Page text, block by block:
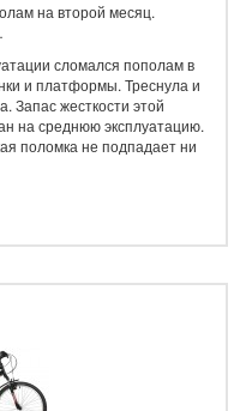
на второй месяц.
сломался пополам в
и платформы. Треснула и
Запас жесткости этой
на среднюю эксплуатацию.
поломка не подпадает ни